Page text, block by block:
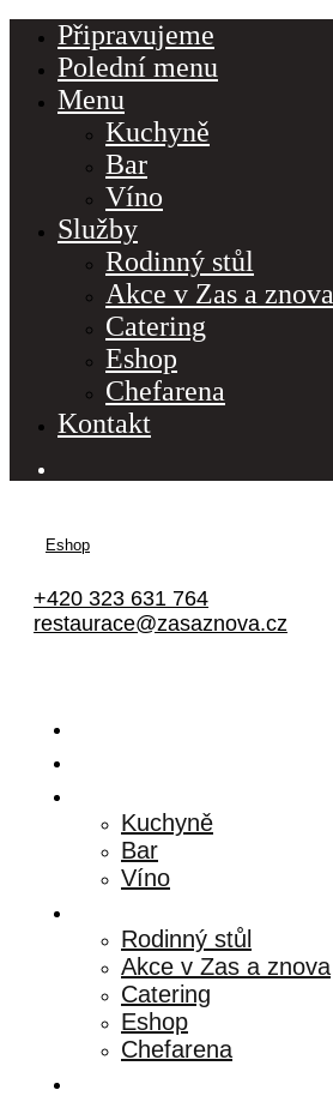
Připravujeme
Polední menu
Menu
Kuchyně
Bar
Víno
Služby
Rodinný stůl
Akce v Zas a znova
Catering
Eshop
Chefarena
Kontakt
Eshop
+420 323 631 764
restaurace@zasaznova.cz
Kuchyně
Bar
Víno
Rodinný stůl
Akce v Zas a znova
Catering
Eshop
Chefarena